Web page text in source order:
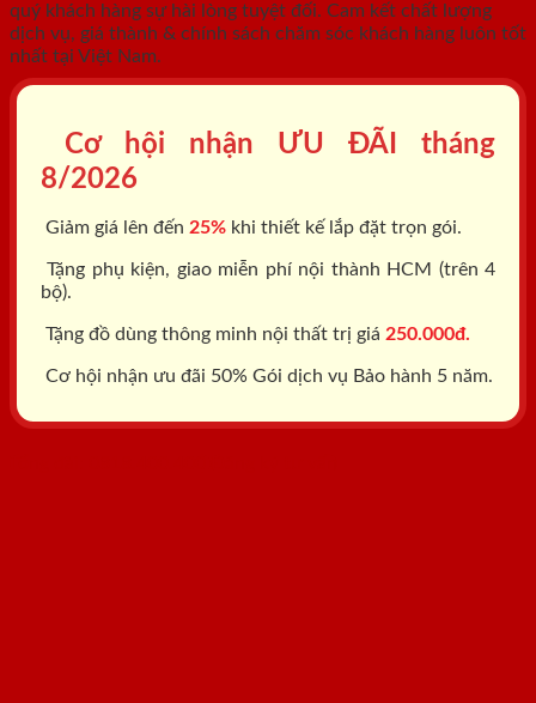
quý khách hàng sự hài lòng tuyệt đối. Cam kết chất lượng
dịch vụ, giá thành & chính sách chăm sóc khách hàng luôn tốt
nhất tại Việt Nam.
Cơ hội nhận ƯU ĐÃI tháng
8/2026
Giảm giá lên đến 25% khi thiết kế lắp đặt trọn gói.
Tặng phụ kiện, giao miễn phí nội thành HCM (trên 4
bộ).
Tặng đồ dùng thông minh nội thất trị giá 250.000đ.
Cơ hội nhận ưu đãi 50% Gói dịch vụ Bảo hành 5 năm.